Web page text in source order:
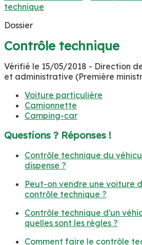
technique
Dossier
Contrôle technique
Vérifié le 15/05/2018 - Direction
et administrative (Première
Voiture particulière
Camionnette
Camping-car
Questions ? Réponses !
Contrôle technique du
dispense ?
Peut-on vendre une voiture
contrôle technique ?
Contrôle technique d'un
quelles sont les règles ?
Comment faire le contrôle